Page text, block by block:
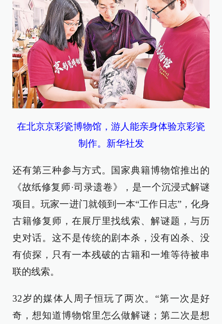
在北京京彩瓷博物馆，游人能亲身体验京彩瓷
制作。新华社发
还有第三种参与方式。国家典籍博物馆推出的
《故纸修复师·司录遗卷》，是一个沉浸式解谜
项目。玩家一进门就领到一本“工作日志”，化身
古籍修复师，在展厅里找线索、解谜题，与历
史对话。这不是传统的剧本杀，没有凶杀、没
有侦探，只有一本残破的古籍和一堆等待被串
联的线索。
32岁的媒体人周子恒玩了两次。“第一次是好
奇，想知道博物馆里怎么做解谜；第二次是想